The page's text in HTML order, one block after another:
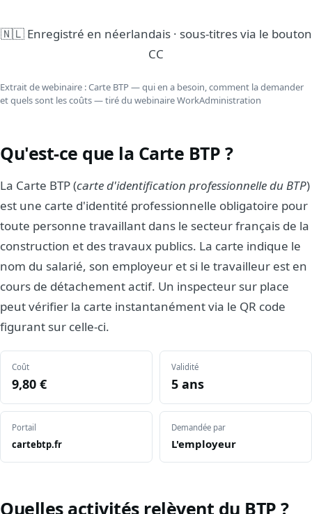
🇳🇱 Enregistré en néerlandais · sous-titres via le bouton
CC
Extrait de webinaire : Carte BTP — qui en a besoin, comment la demander
et quels sont les coûts — tiré du webinaire WorkAdministration
Qu'est-ce que la Carte BTP ?
La Carte BTP (carte d'identification professionnelle du BTP)
est une carte d'identité professionnelle obligatoire pour
toute personne travaillant dans le secteur français de la
construction et des travaux publics. La carte indique le
nom du salarié, son employeur et si le travailleur est en
cours de détachement actif. Un inspecteur sur place
peut vérifier la carte instantanément via le QR code
figurant sur celle-ci.
Coût
9,80 €
Validité
5 ans
Portail
cartebtp.fr
Demandée par
L'employeur
Quelles activités relèvent du BTP ?